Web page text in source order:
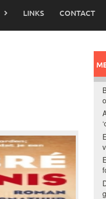
LINKS CONTACT